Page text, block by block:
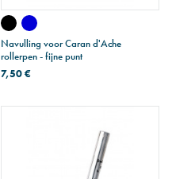
Navulling voor Caran d'Ache
rollerpen - fijne punt
7,50 €